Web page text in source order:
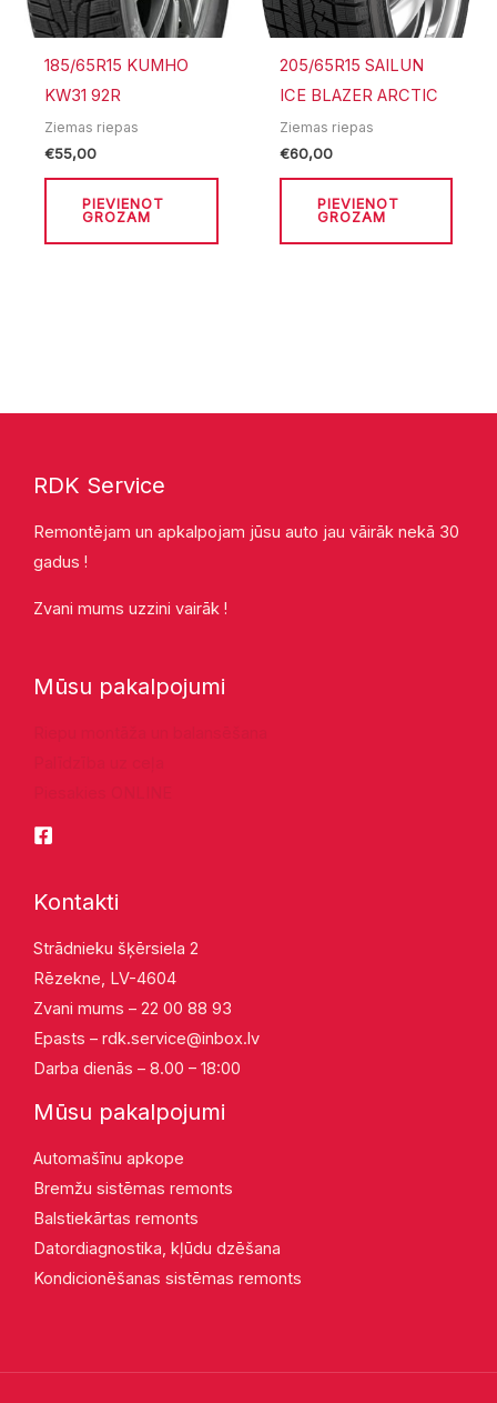
185/65R15 KUMHO
KW31 92R
Ziemas riepas
€55,00
PIEVIENOT
GROZAM
205/65R15 SAILUN
ICE BLAZER ARCTIC
Ziemas riepas
€60,00
PIEVIENOT
GROZAM
RDK Service
Remontējam un apkalpojam jūsu auto jau vāirāk nekā 30
gadus !
Zvani mums uzzini vairāk !
Mūsu pakalpojumi
Kontakti
Strādnieku šķērsiela 2
Rēzekne, LV-4604
Zvani mums – 22 00 88 93
Epasts – rdk.service@inbox.lv
Darba dienās – 8.00 – 18:00
Mūsu pakalpojumi
Automašīnu apkope
Bremžu sistēmas remonts
Balstiekārtas remonts
Datordiagnostika, kļūdu dzēšana
Kondicionēšanas sistēmas remonts